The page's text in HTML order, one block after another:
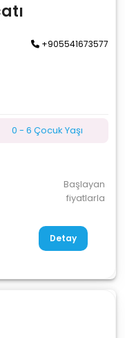
+905541673577
0 - 6 Çocuk Yaşı
Başlayan
fiyatlarla
Detay